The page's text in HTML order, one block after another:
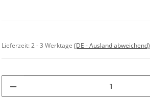
Lieferzeit:2 - 3 Werktage(DE - Ausland abweichend)